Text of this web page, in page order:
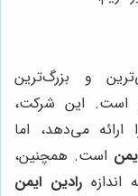
و بزرگ‌ترین
است. این شرکت،
می‌دهد، اما
است. همچنین،
رادین ایمن